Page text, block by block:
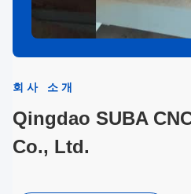
회사 소개
Qingdao SUBA
Co., Ltd.